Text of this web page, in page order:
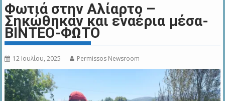
Φωτιά στην Αλίαρτο –
Σηκώθηκαν και εναέρια μέσα-
ΒΙΝΤΕΟ-ΦΩΤΟ
12 Ιουλίου, 2025 Permissos Newsroom